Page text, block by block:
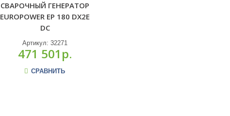
СВАРОЧНЫЙ ГЕНЕРАТОР
EUROPOWER EP 180 DX2E
DC
Артикул: 32271
471 501р.
СРАВНИТЬ